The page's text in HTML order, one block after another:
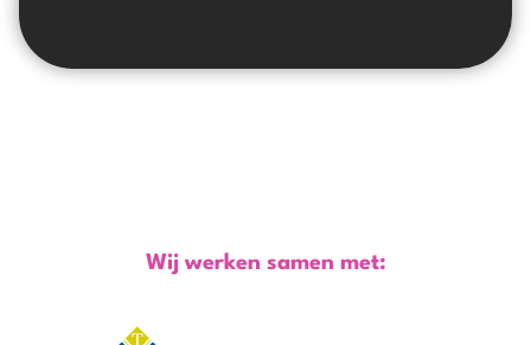
Wij werken samen met: